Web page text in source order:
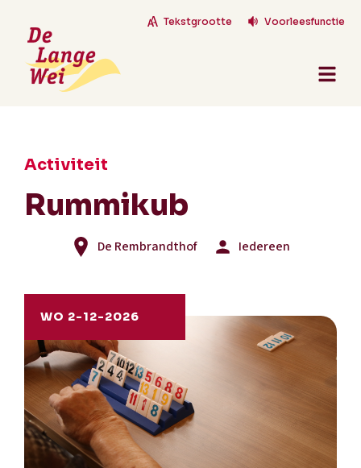
Tekstgrootte Voorleesfunctie
Activiteit
Rummikub
De Rembrandthof Iedereen
WO 2-12-2026